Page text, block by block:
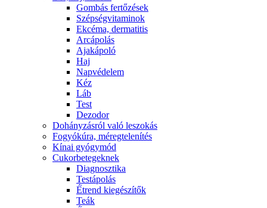
Gombás fertőzések
Szépségvitaminok
Ekcéma, dermatitis
Arcápolás
Ajakápoló
Haj
Napvédelem
Kéz
Láb
Test
Dezodor
Dohányzásról való leszokás
Fogyókúra, méregtelenítés
Kínai gyógymód
Cukorbetegeknek
Diagnosztika
Testápolás
É́trend kiegészítők
Teák